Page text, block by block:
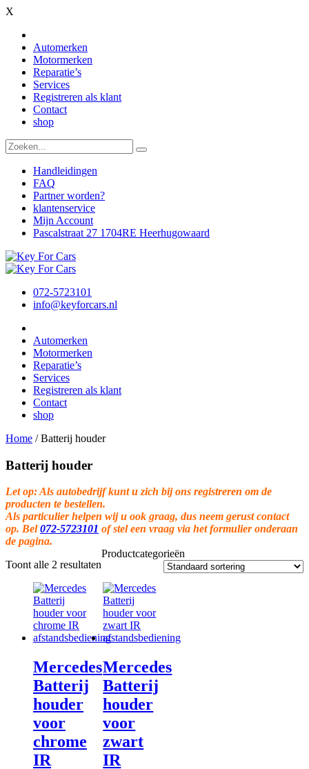
X
Automerken
Motormerken
Reparatie’s
Services
Registreren als klant
Contact
shop
Handleidingen
FAQ
Partner worden?
klantenservice
Mijn Account
Pascalstraat 27 1704RE Heerhugowaard
072-5723101
info@keyforcars.nl
Automerken
Motormerken
Reparatie’s
Services
Registreren als klant
Contact
shop
Home /Batterij houder
Batterij houder
Let op: Als autobedrijf kunt u zich bij ons registreren om de
producten te bestellen.
Als particulier helpen wij u ook graag, dus neem gerust contact
op. Bel072-5723101 of stel een vraag via het formulier onderaan
de pagina.
Productcategorieën
Toont alle 2 resultaten
Mercedes
Batterij
houder
voor
chrome
IR
Mercedes
Batterij
houder
voor
zwart
IR